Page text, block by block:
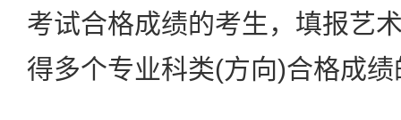
考试合格成绩的考生，填报艺
得多个专业科类(方向)合格成